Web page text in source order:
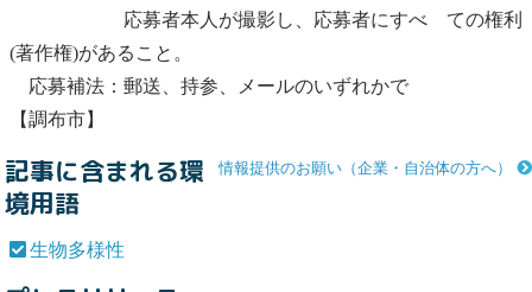
応募者本人が撮影し、応募者にすべ ての権利
(著作権)があること。
応募補法：郵送、持参、メールのいずれかで
【調布市】
情報提供のお願い（企業・自治体の方へ）
記事に含まれる環
境用語
生物多様性